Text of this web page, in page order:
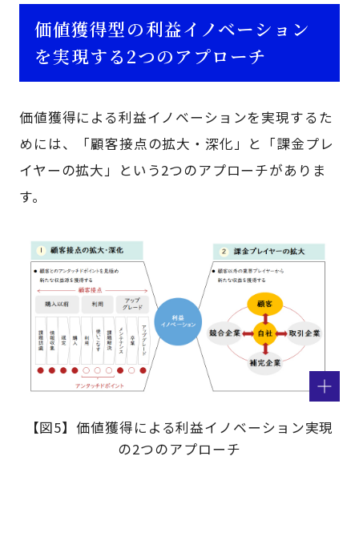
価値獲得型の利益イノベーション
を実現する2つのアプローチ
価値獲得による利益イノベーションを実現するた
めには、「顧客接点の拡大・深化」と「課金プレ
イヤーの拡大」という2つのアプローチがありま
す。
【図5】価値獲得による利益イノベーション実現
の2つのアプローチ